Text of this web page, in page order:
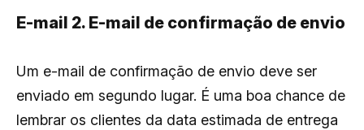
E-mail 2. E-mail de confirmação de envio
Um e-mail de confirmação de envio deve ser
enviado em segundo lugar. É uma boa chance de
lembrar os clientes da data estimada de entrega